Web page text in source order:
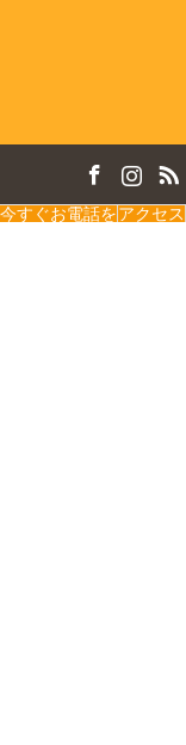
今すぐお電話をアクセス